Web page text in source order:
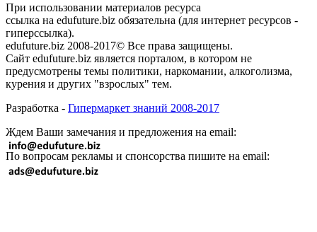
При использовании материалов ресурса
ссылка на edufuture.biz обязательна (для интернет ресурсов -
гиперссылка).
edufuture.biz 2008-2017© Все права защищены.
Сайт edufuture.biz является порталом, в котором не
предусмотрены темы политики, наркомании, алкоголизма,
курения и других "взрослых" тем.
Разработка - Гипермаркет знаний 2008-2017
Ждем Ваши замечания и предложения на email:
По вопросам рекламы и спонсорства пишите на email: